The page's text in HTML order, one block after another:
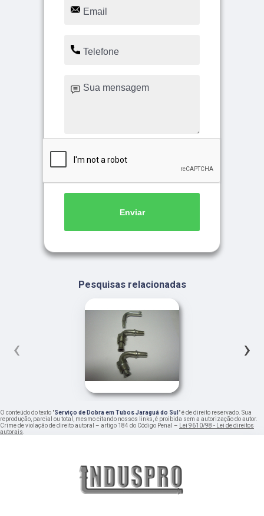
Enviar
Pesquisas relacionadas
‹ ›
O conteúdo do texto "Serviço de Dobra em Tubos Jaraguá do Sul " é de direito reservado. Sua
reprodução, parcial ou total, mesmo citando nossos links, é proibida sem a autorização do autor.
Crime de violação de direito autoral – artigo 184 do Código Penal – Lei 9610/98 - Lei de direitos
autorais.